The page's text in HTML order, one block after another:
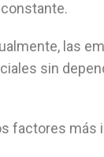
las
sin
factores más